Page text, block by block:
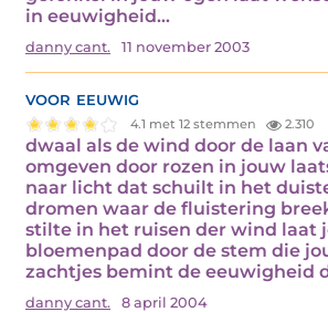
in eeuwigheid…
danny cant. 11 november 2003
voor eeuwig
4.1 met 12 stemmen 2.310
dwaal als de wind door de laan
omgeven door rozen in jouw
naar licht dat schuilt in het
dromen waar de fluistering
stilte in het ruisen der wind laat
bloemenpad door de stem die
zachtjes bemint de eeuwigheid
danny cant. 8 april 2004